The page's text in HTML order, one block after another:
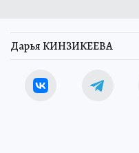
Дарья КИНЗИКЕЕВА